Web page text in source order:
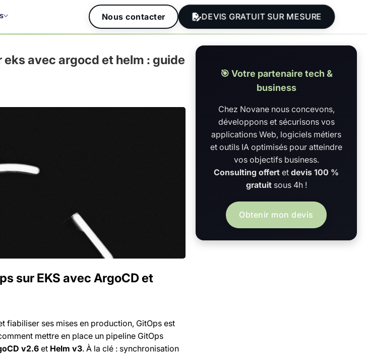
Nous contacter DEVIS GRATUIT SUR MESURE
avec argocd et helm : guide
sur EKS avec ArgoCD et
fiabiliser ses mises en production, GitOps est
mettre en place un pipeline GitOps
v2.6et Helm v3. À la clé : synchronisation
🎯 Votre partenaire tech &
business
Chez Novane nous concevons,
développons et sécurisons vos
applications Web, logiciels métiers
et outils IA optimisés pour atteindre
vos objectifs business.
Consulting offert et devis 100 %
gratuitsous 4h !
Obtenir mon devis